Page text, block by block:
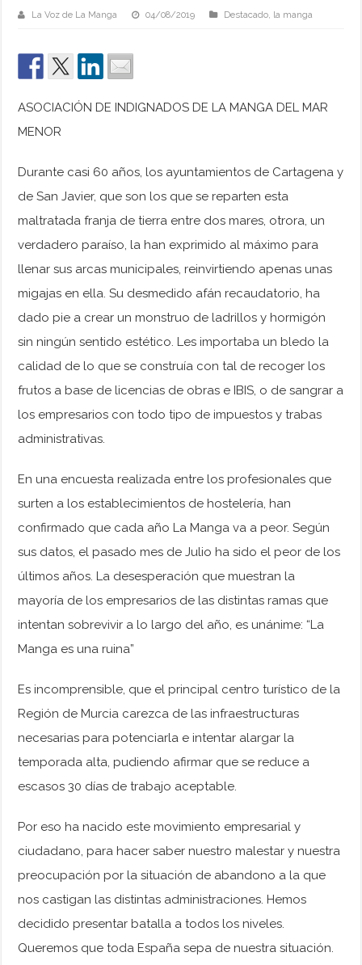
La Voz de La Manga 04/08/2019 Destacado, la manga
ASOCIACIÓN DE INDIGNADOS DE LA MANGA DEL MAR
MENOR
Durante casi 60 años, los ayuntamientos de Cartagena y
de San Javier, que son los que se reparten esta
maltratada franja de tierra entre dos mares, otrora, un
verdadero paraíso, la han exprimido al máximo para
llenar sus arcas municipales, reinvirtiendo apenas unas
migajas en ella. Su desmedido afán recaudatorio, ha
dado pie a crear un monstruo de ladrillos y hormigón
sin ningún sentido estético. Les importaba un bledo la
calidad de lo que se construía con tal de recoger los
frutos a base de licencias de obras e IBIS, o de sangrar a
los empresarios con todo tipo de impuestos y trabas
administrativas.
En una encuesta realizada entre los profesionales que
surten a los establecimientos de hostelería, han
confirmado que cada año La Manga va a peor. Según
sus datos, el pasado mes de Julio ha sido el peor de los
últimos años. La desesperación que muestran la
mayoría de los empresarios de las distintas ramas que
intentan sobrevivir a lo largo del año, es unánime: “La
Manga es una ruina”
Es incomprensible, que el principal centro turístico de la
Región de Murcia carezca de las infraestructuras
necesarias para potenciarla e intentar alargar la
temporada alta, pudiendo afirmar que se reduce a
escasos 30 días de trabajo aceptable.
Por eso ha nacido este movimiento empresarial y
ciudadano, para hacer saber nuestro malestar y nuestra
preocupación por la situación de abandono a la que
nos castigan las distintas administraciones. Hemos
decidido presentar batalla a todos los niveles.
Queremos que toda España sepa de nuestra situación.